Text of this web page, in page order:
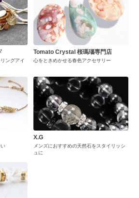
ングアイ
Tomato Crystal 桜瑪瑙専門店
心をときめかせる春色アクセサリー
X.G
メンズにおすすめの天然石をスタイリッシ
ュに